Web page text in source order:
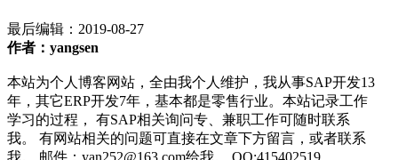
最后编辑： 2019-08-27
作者：yangsen
本站为个人博客网站，全由我个人维护，我从事SAP开发13
年，其它ERP开发7年，基本都是零售行业。本站记录工作
学习的过程， 有SAP相关询问专、兼职工作可随时联系
我。 有网站相关的问题可直接在文章下方留言，或者联系
我。 邮件：yan252@163.com给我。 QQ:415402519